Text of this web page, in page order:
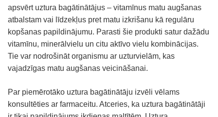
apsvērt uztura bagātinātājus – vitamīnus matu augšanas
atbalstam vai līdzekļus pret matu izkrišanu kā regulāru
kopšanas papildinājumu. Parasti šie produkti satur dažādu
vitamīnu, minerālvielu un citu aktīvo vielu kombinācijas.
Tie var nodrošināt organismu ar uzturvielām, kas
vajadzīgas matu augšanas veicināšanai.
Par piemērotāko uztura bagātinātāju izvēli vēlams
konsultēties ar farmaceitu. Atceries, ka uztura bagātinātāji